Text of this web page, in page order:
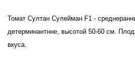
Томат Султан Сулейман F1 -
детерминантнне, высотой 50-60 см.
вкуса.